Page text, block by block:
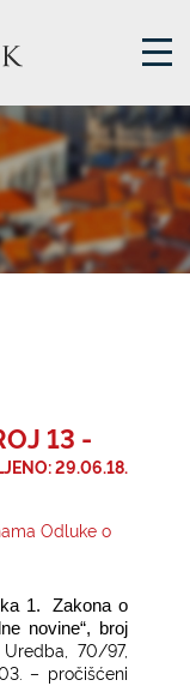
13 -
29.06.18.
Odluke o
1. Zakona o
novine“, broj
70/97,
– pročišćeni